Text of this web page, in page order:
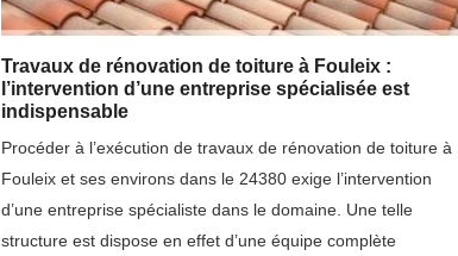
Travaux de rénovation de toiture à Fouleix :
l’intervention d’une entreprise spécialisée est
indispensable
Procéder à l’exécution de travaux de rénovation de toiture à
Fouleix et ses environs dans le 24380 exige l’intervention
d’une entreprise spécialiste dans le domaine. Une telle
structure est dispose en effet d’une équipe complète